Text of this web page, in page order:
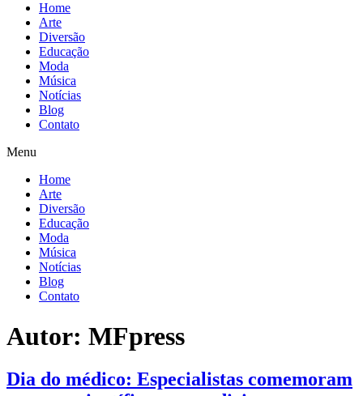
Home
Arte
Diversão
Educação
Moda
Música
Notícias
Blog
Contato
Menu
Home
Arte
Diversão
Educação
Moda
Música
Notícias
Blog
Contato
Autor: MFpress
Dia do médico: Especialistas comemoram